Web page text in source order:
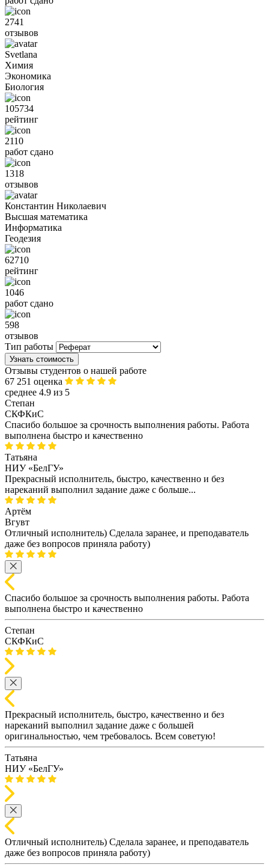
2741
отзывов
Svetlana
Химия
Экономика
Биология
105734
рейтинг
2110
работ сдано
1318
отзывов
Константин Николаевич
Высшая математика
Информатика
Геодезия
62710
рейтинг
1046
работ сдано
598
отзывов
Тип работы
Узнать стоимость
Отзывы студентов о нашей работе
67 251 оценка
среднее 4.9 из 5
Степан
СКФКиС
Спасибо большое за срочность выполнения работы. Работа
выполнена быстро и качественно
Татьяна
НИУ «БелГУ»
Прекрасный исполнитель, быстро, качественно и без
нареканий выполнил задание даже с больше...
Артём
Вгувт
Отличный исполнитель) Сделала заранее, и преподаватель
даже без вопросов приняла работу)
Спасибо большое за срочность выполнения работы. Работа
выполнена быстро и качественно
Степан
СКФКиС
Прекрасный исполнитель, быстро, качественно и без
нареканий выполнил задание даже с большей
оригинальностью, чем требовалось. Всем советую!
Татьяна
НИУ «БелГУ»
Отличный исполнитель) Сделала заранее, и преподаватель
даже без вопросов приняла работу)